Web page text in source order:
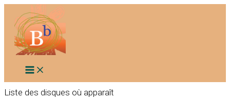
contenu
Liste des disques où apparaît